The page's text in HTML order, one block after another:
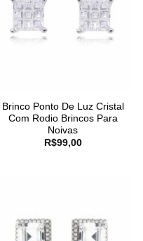
Brinco Ponto De Luz Cristal
Com Rodio Brincos Para
Noivas
R$99,00